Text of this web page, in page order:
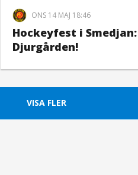
ONS 14 MAJ 18:46
Hockeyfest i
Djurgården!
VISA FLER